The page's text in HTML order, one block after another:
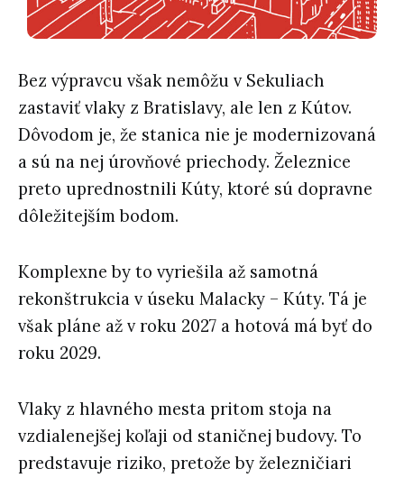
Bez výpravcu však nemôžu v Sekuliach
zastaviť vlaky z Bratislavy, ale len z Kútov.
Dôvodom je, že stanica nie je modernizovaná
a sú na nej úrovňové priechody. Železnice
preto uprednostnili Kúty, ktoré sú dopravne
dôležitejším bodom.
Komplexne by to vyriešila až samotná
rekonštrukcia v úseku Malacky – Kúty. Tá je
však pláne až v roku 2027 a hotová má byť do
roku 2029.
Vlaky z hlavného mesta pritom stoja na
vzdialenejšej koľaji od staničnej budovy. To
predstavuje riziko, pretože by železničiari